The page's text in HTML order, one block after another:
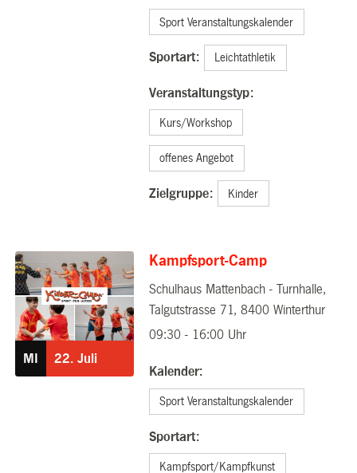
Sport Veranstaltungskalender
Sportart: Leichtathletik
Veranstaltungstyp:
Kurs/Workshop
offenes Angebot
Zielgruppe: Kinder
MI 22. Juli
Kampfsport-Camp
Schulhaus Mattenbach - Turnhalle,
Talgutstrasse 71, 8400 Winterthur
09:30 - 16:00 Uhr
Kalender:
Sport Veranstaltungskalender
Sportart:
Kampfsport/Kampfkunst